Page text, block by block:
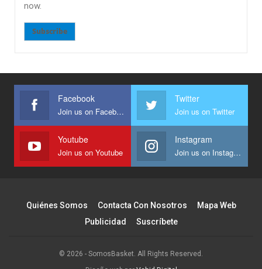
now.
Subscribe
Facebook
Join us on Facebook
Twitter
Join us on Twitter
Youtube
Join us on Youtube
Instagram
Join us on Instagram
Quiénes Somos Contacta Con Nosotros
Mapa Web
Publicidad
Suscríbete
© 2026 - SomosBasket. All Rights Reserved.